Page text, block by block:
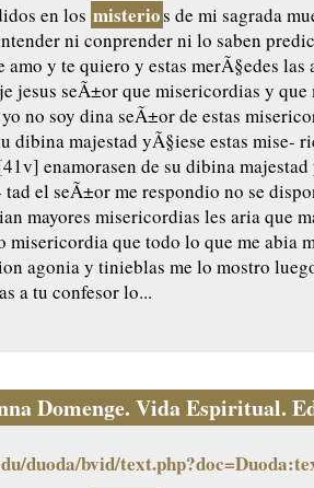
en los misterios de mi sagrada
ni conprender ni lo saben
amo y te quiero y estas merÃ§edes las
jesus seÃ±or que misericordias y que
no soy dina seÃ±or de estas
dibina majestad yÃ§iese estas mise-
enamorasen de su dibina
el seÃ±or me respondio no se
mayores misericordias les aria que
misericordia que todo lo que me abia
agonia y tinieblas me lo mostro
a tu confesor lo...
Domenge. Vida Espiritual.
duoda/bvid/